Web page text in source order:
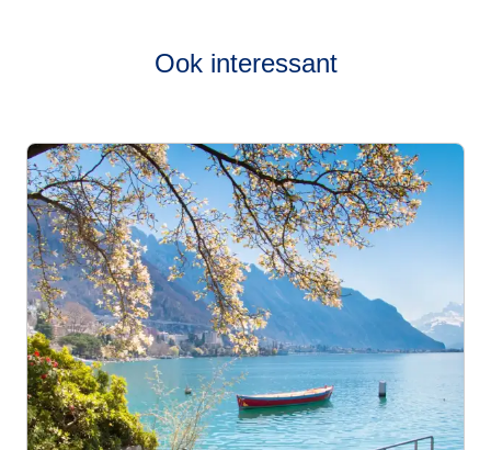
Ook interessant